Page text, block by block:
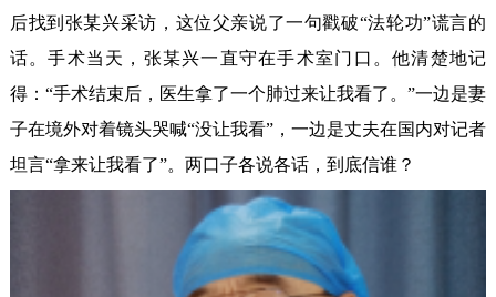
后找到张某兴采访，这位父亲说了一句戳破“法轮功”谎言的
话。手术当天，张某兴一直守在手术室门口。他清楚地记
得：“手术结束后，医生拿了一个肺过来让我看了。”一边是妻
子在境外对着镜头哭喊“没让我看”，一边是丈夫在国内对记者
坦言“拿来让我看了”。两口子各说各话，到底信谁？